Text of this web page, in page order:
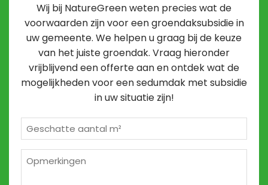
Wij bij NatureGreen weten precies wat de
voorwaarden zijn voor een groendaksubsidie in
uw gemeente. We helpen u graag bij de keuze
van het juiste groendak. Vraag hieronder
vrijblijvend een offerte aan en ontdek wat de
mogelijkheden voor een sedumdak met subsidie
in uw situatie zijn!
m²